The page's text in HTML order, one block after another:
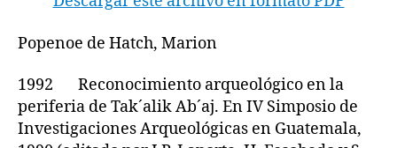
Popenoe de Hatch, Marion
1992 Reconocimiento arqueológico en la
periferia de Tak´alik Ab´aj. En IV Simposio de
Investigaciones Arqueológicas en Guatemala,